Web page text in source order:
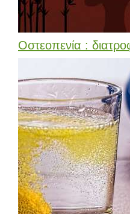
Οστεοπενία :